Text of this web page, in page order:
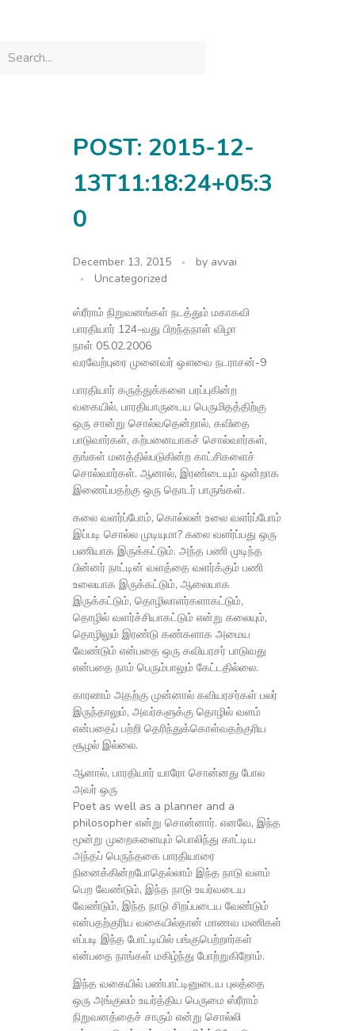
POST: 2015-12-
13T11:18:24+05:3
0
December 13, 2015 by avvai
Uncategorized
ஸ்ரீராம் நிறுவனங்கள் நடத்தும் மகாகவி
பாரதியார் 124-வது பிறந்தநாள் விழா
நாள் 05.02.2006
வரவேற்புரை முனைவர் ஔவை நடராசன்-9
பாரதியார் கருத்துக்களை பரப்புகின்ற
வகையில், பாரதியாருடைய பெருமிதத்திற்கு
ஒரு சான்று சொல்வதென்றால், கவிதை
பாடுவார்கள், கற்பனையாகச் சொல்வார்கள்,
தங்கள் மனத்தில்படுகின்ற காட்சிகளைச்
சொல்வார்கள். ஆனால், இரண்டையும் ஒன்றாக
இணைப்பதற்கு ஒரு தொடர் பாருங்கள்.
கலை வளர்ப்போம், கொல்லன் உலை வளர்ப்போம்
இப்படி சொல்ல முடியுமா? கலை வளர்ப்பது ஒரு
பணியாக இருக்கட்டும். அந்த பணி முடிந்த
பின்னர் நாட்டின் வளத்தை வளர்க்கும் பணி
உலையாக இருக்கட்டும், ஆலையாக
இருக்கட்டும், தொழிலாளர்களாகட்டும்,
தொழில் வளர்ச்சியாகட்டும் என்று கலையும்,
தொழிலும் இரண்டு கண்களாக அமைய
வேண்டும் என்பதை ஒரு கவியரசர் பாடுவது
என்பதை நாம் பெரும்பாலும் கேட்டதில்லை.
காரணம் அதற்கு முன்னால் கவியரசர்கள் பலர்
இருந்தாலும், அவர்களுக்கு தொழில் வளம்
என்பதைப் பற்றி தெரிந்துக்கொள்வதற்குரிய
சூழல் இல்லை.
ஆனால், பாரதியார் யாரோ சொன்னது போல
அவர் ஒரு
Poet as well as a planner and a
philosopher என்று சொன்னார். எனவே, இந்த
மூன்று முறைகளையும் பொலிந்து காட்டிய
அந்தப் பெருந்தகை பாரதியாரை
நினைக்கின்றபோதெல்லாம் இந்த நாடு வளம்
பெற வேண்டும், இந்த நாடு உயர்வடைய
வேண்டும், இந்த நாடு சிறப்படைய வேண்டும்
என்பதற்குரிய வகையில்தான் மாணவ மணிகள்
எப்படி இந்த போட்டியில் பங்குபெற்றார்கள்
என்பதை நாங்கள் மகிழ்ந்து போற்றுகிறோம்.
இந்த வகையில் பண்பாட்டினுடைய புலத்தை
ஒரு அங்குலம் உயர்த்திய பெருமை ஸ்ரீராம்
நிறுவனத்தைச் சாரும் என்று சொல்லி